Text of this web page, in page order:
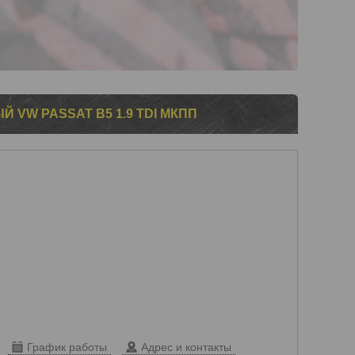
PASSAT B5 1.9 TDI МКПП
График работы Адрес и контакты